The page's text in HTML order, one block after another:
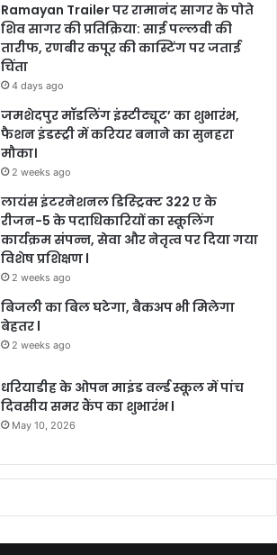
Ramayan Trailer पर रामानंद सागर के पोते
शिव सागर की प्रतिक्रिया: साई पल्लवी की
तारीफ, रणबीर कपूर की कास्टिंग पर जताई
चिंता
4 days ago
जमशेदपुर मॉडलिंग इंस्टीट्यूट’ का शुभारंभ,
फैशन इंडस्ट्री में करियर बनाने का सुनहरा
मौका।
2 weeks ago
लायंस इंटरनेशनल डिस्ट्रिक्ट 322 ए के
रीजन-5 के पदाधिकारियों का स्कूलिंग
कार्यक्रम संपन्न, सेवा और नेतृत्व पर दिया गया
विशेष प्रशिक्षण l
2 weeks ago
बिजली का बिल घटेगा, बैकअप भी मिलेगा
बेहतर l
2 weeks ago
धरियाडीह के ओपन माइंड वर्ल्ड स्कूल में पांच
दिवसीय समर कैंप का शुभारंभ l
May 10, 2026